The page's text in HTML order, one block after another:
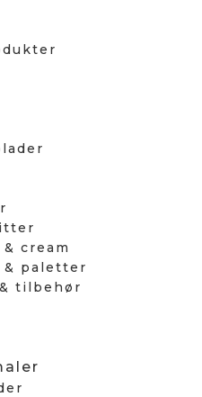
cream
paletter
tilbehør